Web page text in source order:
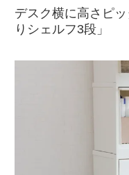
デスク横に高さピ
りシェルフ3段」